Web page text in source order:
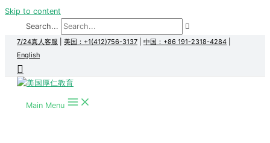
Skip to content
Search...
7/24真人客服 美国：+1(412)756-3137 中国：+86 191-2318-4284
English
Main Menu